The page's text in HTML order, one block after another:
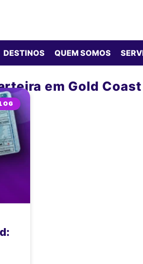
DESTINOS QUEM SOMOS
em Gold Coast